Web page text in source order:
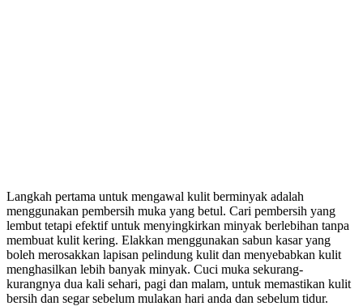
Langkah pertama untuk mengawal kulit berminyak adalah
menggunakan pembersih muka yang betul. Cari pembersih yang
lembut tetapi efektif untuk menyingkirkan minyak berlebihan tanpa
membuat kulit kering. Elakkan menggunakan sabun kasar yang
boleh merosakkan lapisan pelindung kulit dan menyebabkan kulit
menghasilkan lebih banyak minyak. Cuci muka sekurang-
kurangnya dua kali sehari, pagi dan malam, untuk memastikan kulit
bersih dan segar sebelum mulakan hari anda dan sebelum tidur.